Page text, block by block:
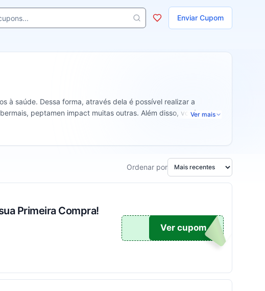
Enviar Cupom
e lojas
à saúde. Dessa forma, através dela é possível realizar a
peptamen impact muitas outras. Além disso, você
alimentares e nutrição infantil. Você também pode encontrar
juros no cartão de crédito.
Ver mais
Ordenar por
Primeira Compra!
OM10
Ver cupom